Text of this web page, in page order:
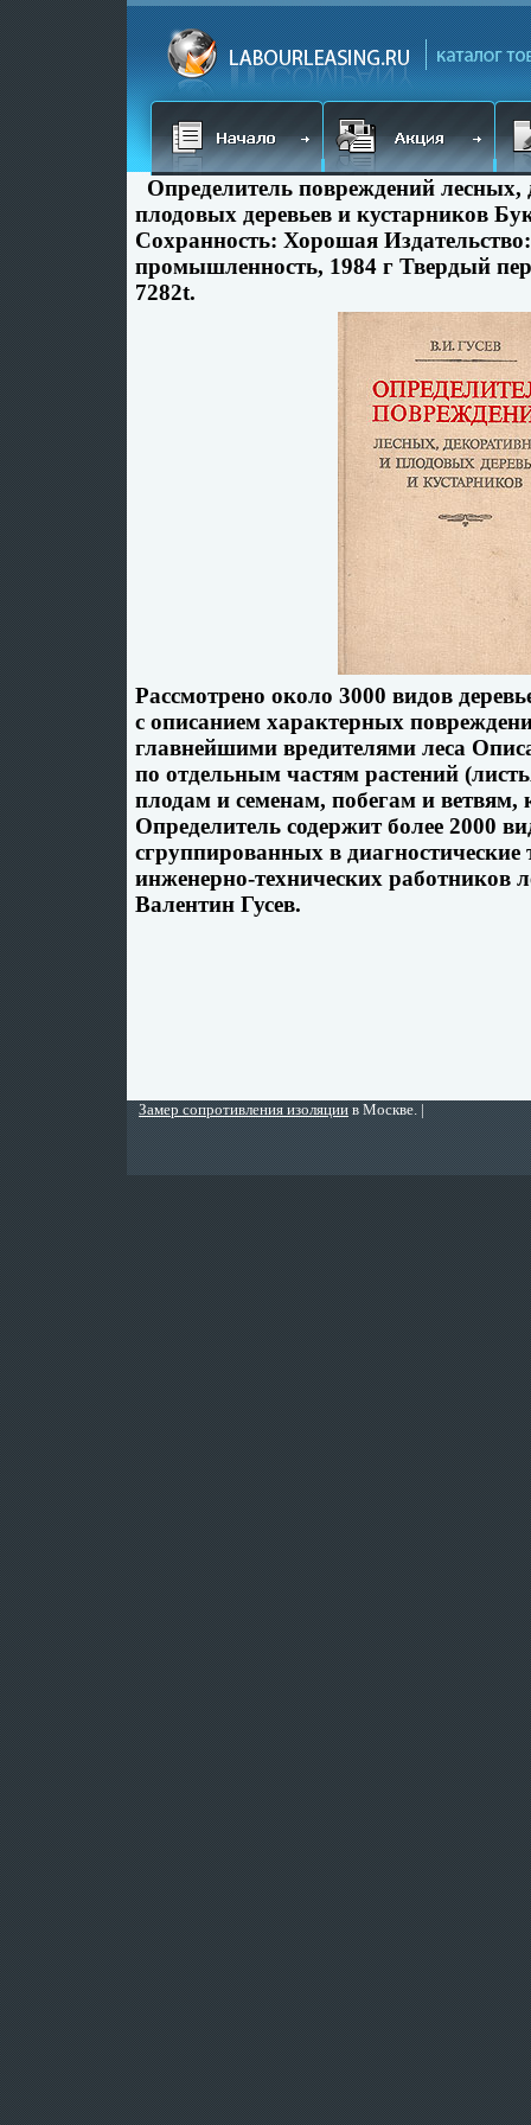
Определитель повреждений
плодовых деревьев и кустарников
Сохранность: Хорошая
промышленность, 1984 г Твердый
7282t.
Рассмотрено около 3000 видов
с описанием характерных
главнейшими вредителями леса
по отдельным частям растений
плодам и семенам, побегам и ветвям,
Определитель содержит более 2000
сгруппированных в
инженерно-технических работников
Валентин Гусев.
Замер сопротивления изоляции в Москве. |